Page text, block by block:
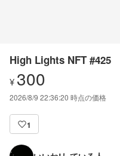
High Lights NFT #425
¥ 300
2026/8/9 22:36:20 時点の価格
1